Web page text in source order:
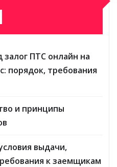
ПТС онлайн на
порядок, требования
и принципы
выдачи,
к заемщикам